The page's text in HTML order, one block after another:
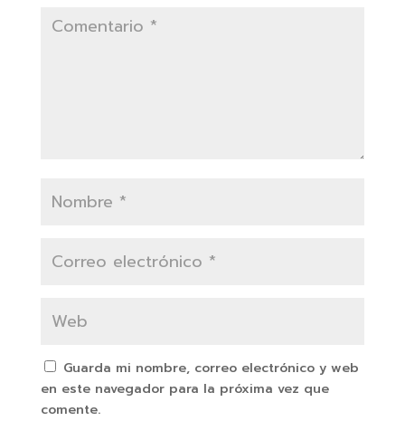
Guarda mi nombre, correo electrónico y web
en este navegador para la próxima vez que
comente.